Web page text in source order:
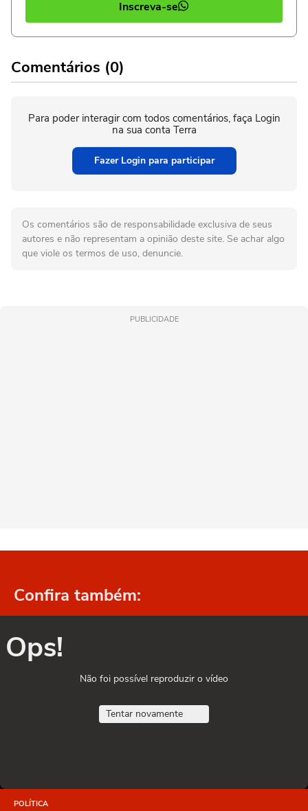
Inscreva-se
Comentários (0)
Para poder interagir com todos comentários, faça Login
na sua conta Terra
Fazer Login para participar
Os comentários são de responsabilidade exclusiva de seus
autores e não representam a opinião deste site. Se achar algo
que viole os termos de uso, denuncie.
PUBLICIDADE
Confira também:
Ops!
Não foi possível reproduzir o vídeo
Tentar novamente
POLÍTICA